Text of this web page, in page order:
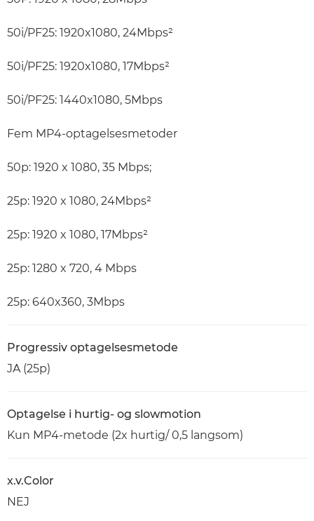
50i/PF25: 1920x1080, 24Mbps²
50i/PF25: 1920x1080, 17Mbps²
50i/PF25: 1440x1080, 5Mbps
Fem MP4-optagelsesmetoder
50p: 1920 x 1080, 35 Mbps;
25p: 1920 x 1080, 24Mbps²
25p: 1920 x 1080, 17Mbps²
25p: 1280 x 720, 4 Mbps
25p: 640x360, 3Mbps
Progressiv optagelsesmetode
JA (25p)
Optagelse i hurtig- og slowmotion
Kun MP4-metode (2x hurtig/ 0,5 langsom)
x.v.Color
NEJ